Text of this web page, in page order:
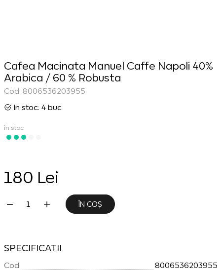
Cafea Macinata Manuel Caffe Napoli 40%
Arabica / 60 % Robusta
Cod: 8006536203955
In stoc: 4 buc
în stoc
180 Lei
ÎN COȘ
SPECIFICATII
Cod 8006536203955